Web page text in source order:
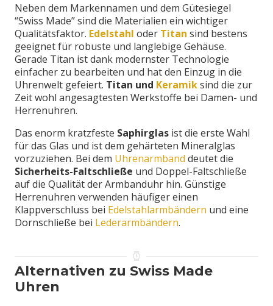
Neben dem Markennamen und dem Gütesiegel
“Swiss Made” sind die Materialien ein wichtiger
Qualitätsfaktor. Edelstahl oder Titan sind bestens
geeignet für robuste und langlebige Gehäuse.
Gerade Titan ist dank modernster Technologie
einfacher zu bearbeiten und hat den Einzug in die
Uhrenwelt gefeiert. Titan und Keramiksind die zur
Zeit wohl angesagtesten Werkstoffe bei Damen- und
Herrenuhren.
Das enorm kratzfeste Saphirglas ist die erste Wahl
für das Glas und ist dem gehärteten Mineralglas
vorzuziehen. Bei dem Uhrenarmband deutet die
Sicherheits-Faltschließe und Doppel-Faltschließe
auf die Qualität der Armbanduhr hin. Günstige
Herrenuhren verwenden häufiger einen
Klappverschluss bei Edelstahlarmbändern und eine
Dornschließe bei Lederarmbändern.
Alternativen zu Swiss Made
Uhren